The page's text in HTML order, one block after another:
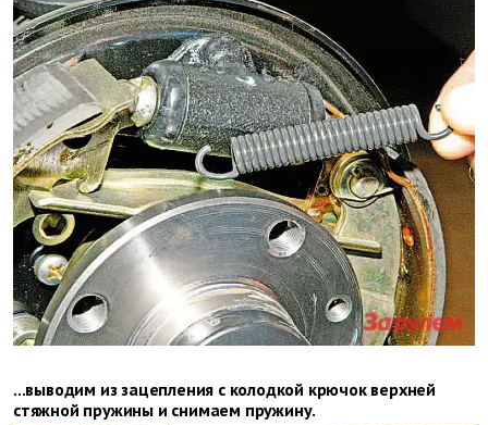
...выводим из зацепления с колодкой крючок верхней
стяжной пружины и снимаем пружину.